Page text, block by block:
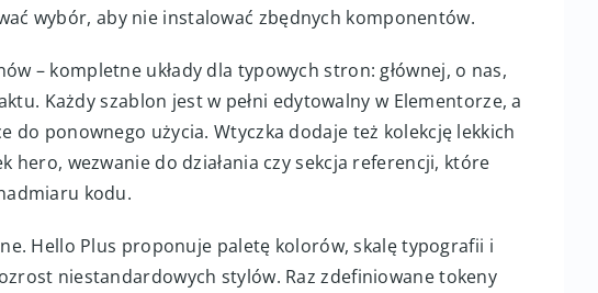
wybór, aby nie instalować zbędnych komponentów.
– kompletne układy dla typowych stron: głównej, o nas,
Każdy szablon jest w pełni edytowalny w Elementorze, a
do ponownego użycia. Wtyczka dodaje też kolekcję lekkich
hero, wezwanie do działania czy sekcja referencji, które
kodu.
Hello Plus proponuje paletę kolorów, skalę typografii i
niestandardowych stylów. Raz zdefiniowane tokeny